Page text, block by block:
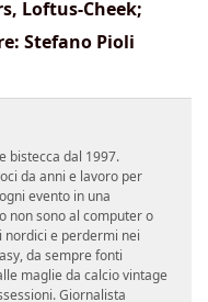
Loftus-Cheek;
Stefano Pioli
bistecca dal 1997.
da anni e lavoro per
evento in una
non sono al computer o
nordici e perdermi nei
da sempre fonti
maglie da calcio vintage
Giornalista